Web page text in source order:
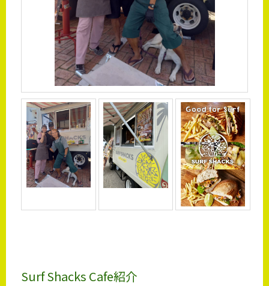
Surf Shacks Cafe紹介